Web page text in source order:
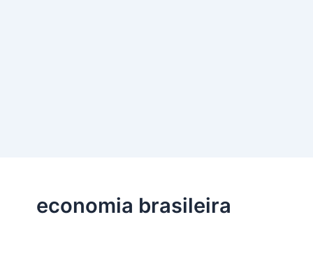
economia brasileira